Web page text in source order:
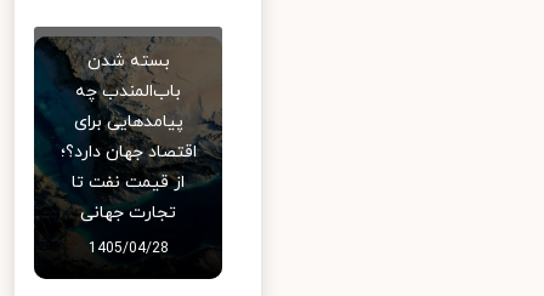
بسته شدن
باب‌المندب چه
پیامدهایی برای
اقتصاد جهان دارد؟؛
از قیمت نفت تا
تجارت جهانی
1405/04/28